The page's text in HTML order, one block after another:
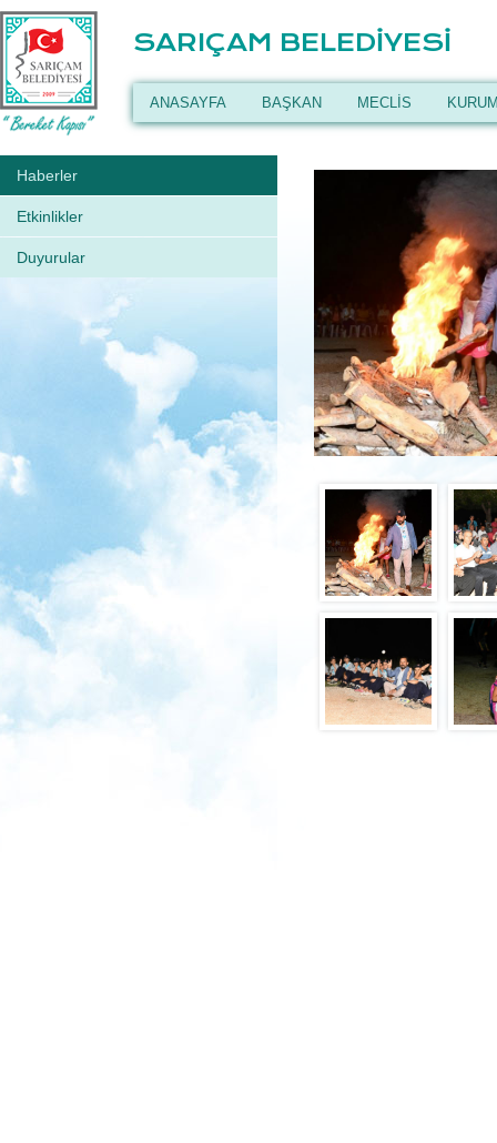
SARIÇAM BELEDİYESİ
ANASAYFA BAŞKAN MECLİS
Haberler
Etkinlikler
Duyurular